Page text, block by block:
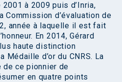
à 2009 puis d’Inria,
Commission d’évaluation de
année à laquelle il est fait
En 2014, Gérard
haute distinction
d’or du CNRS. La
ce pionnier de
en quatre points